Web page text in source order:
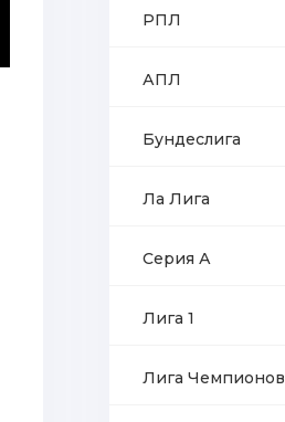
РПЛ
АПЛ
Бундеслига
Ла Лига
Серия А
Лига 1
Лига Чемпионов